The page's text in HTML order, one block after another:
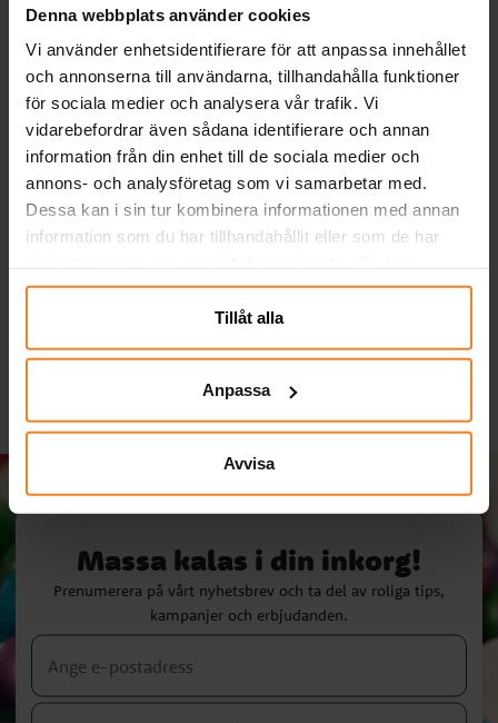
Denna webbplats använder cookies
Vi använder enhetsidentifierare för att anpassa innehållet
och annonserna till användarna, tillhandahålla funktioner
för sociala medier och analysera vår trafik. Vi
vidarebefordrar även sådana identifierare och annan
information från din enhet till de sociala medier och
annons- och analysföretag som vi samarbetar med.
Dessa kan i sin tur kombinera informationen med annan
information som du har tillhandahållit eller som de har
närsomhelst ändra ditt samtycke.
Tillåt alla
Anpassa
Avvisa
Dinosaurie - Kalaspåsar
i papper 10-pack
Pris:49,00 kr
49,00 kr
Dinosaurie - Tallrikar
10-pack
Pris:39,00 kr
39,00 kr
Massa kalas i din inkorg!
Prenumerera på vårt nyhetsbrev och ta del av roliga tips,
kampanjer och erbjudanden.